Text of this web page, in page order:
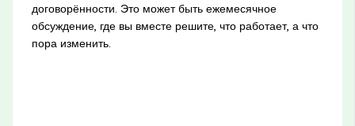
договорённости. Это может быть ежемесячное
обсуждение, где вы вместе решите, что работает, а что
пора изменить.